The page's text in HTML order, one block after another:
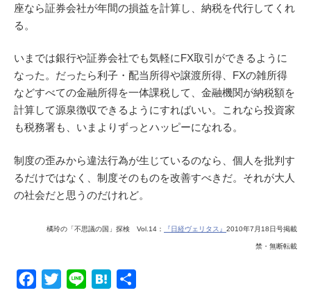
座なら証券会社が年間の損益を計算し、納税を代行してくれ
る。
いまでは銀行や証券会社でも気軽にFX取引ができるように
なった。だったら利子・配当所得や譲渡所得、FXの雑所得
などすべての金融所得を一体課税して、金融機関が納税額を
計算して源泉徴収できるようにすればいい。これなら投資家
も税務署も、いまよりずっとハッピーになれる。
制度の歪みから違法行為が生じているのなら、個人を批判す
るだけではなく、制度そのものを改善すべきだ。それが大人
の社会だと思うのだけれど。
橘玲の「不思議の国」探検 Vol.14： 『日経ヴェリタス』 2010年7月18日号掲載
禁・無断転載